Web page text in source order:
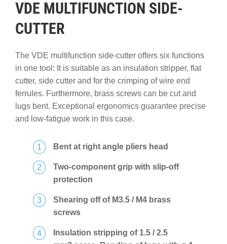
VDE MULTIFUNCTION SIDE-
CUTTER
The VDE multifunction side-cutter offers six functions
in one tool: It is suitable as an insulation stripper, flat
cutter, side cutter and for the crimping of wire end
ferrules. Furthermore, brass screws can be cut and
lugs bent. Exceptional ergonomics guarantee precise
and low-fatigue work in this case.
Bent at right angle pliers head
Two-component grip with slip-off
protection
Shearing off of M3.5 / M4 brass
screws
Insulation stripping of 1.5 / 2.5